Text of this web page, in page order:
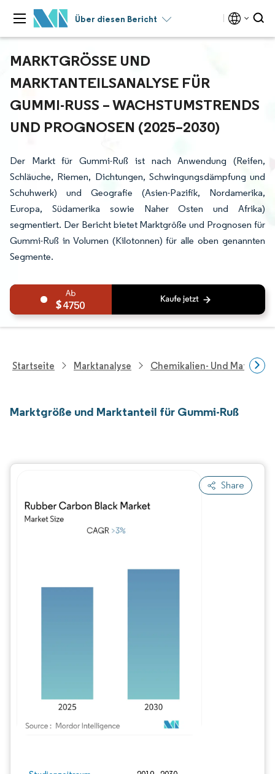
Über diesen Bericht
MARKTGRÖSSE UND M
ARKTANTEILSANALYSE FÜR G
UMMI-RUSS – WACHSTUMSTRENDS UN
D PROGNOSEN (2025–2030)
Der Markt für Gummi-Ruß ist nach Anwendung (Reifen,
Schläuche, Riemen, Dichtungen, Schwingungsdämpfung und
Schuhwerk) und Geografie (Asien-Pazifik, Nordamerika,
Europa, Südamerika sowie Naher Osten und Afrika)
segmentiert. Der Bericht bietet Marktgröße und Prognosen für
Gummi-Ruß in Volumen (Kilotonnen) für alle oben genannten
Segmente.
4750
Startseite Marktanalyse Chemikalien- Und
Marktgröße und Marktanteil für Gummi-Ruß
Share